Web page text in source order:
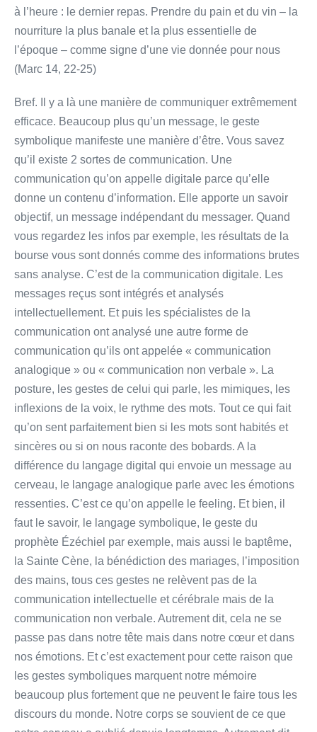
à l’heure : le dernier repas. Prendre du pain et du vin – la
nourriture la plus banale et la plus essentielle de
l’époque – comme signe d’une vie donnée pour nous
(Marc 14, 22-25)
Bref. Il y a là une manière de communiquer extrêmement
efficace. Beaucoup plus qu’un message, le geste
symbolique manifeste une manière d’être. Vous savez
qu’il existe 2 sortes de communication. Une
communication qu’on appelle digitale parce qu’elle
donne un contenu d’information. Elle apporte un savoir
objectif, un message indépendant du messager. Quand
vous regardez les infos par exemple, les résultats de la
bourse vous sont donnés comme des informations brutes
sans analyse. C’est de la communication digitale. Les
messages reçus sont intégrés et analysés
intellectuellement. Et puis les spécialistes de la
communication ont analysé une autre forme de
communication qu’ils ont appelée « communication
analogique » ou « communication non verbale ». La
posture, les gestes de celui qui parle, les mimiques, les
inflexions de la voix, le rythme des mots. Tout ce qui fait
qu’on sent parfaitement bien si les mots sont habités et
sincères ou si on nous raconte des bobards. A la
différence du langage digital qui envoie un message au
cerveau, le langage analogique parle avec les émotions
ressenties. C’est ce qu’on appelle le feeling. Et bien, il
faut le savoir, le langage symbolique, le geste du
prophète Ézéchiel par exemple, mais aussi le baptême,
la Sainte Cène, la bénédiction des mariages, l’imposition
des mains, tous ces gestes ne relèvent pas de la
communication intellectuelle et cérébrale mais de la
communication non verbale. Autrement dit, cela ne se
passe pas dans notre tête mais dans notre cœur et dans
nos émotions. Et c’est exactement pour cette raison que
les gestes symboliques marquent notre mémoire
beaucoup plus fortement que ne peuvent le faire tous les
discours du monde. Notre corps se souvient de ce que